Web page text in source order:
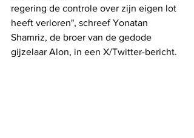
regering de controle over zijn eigen lot
heeft verloren", schreef Yonatan
Shamriz, de broer van de gedode
gijzelaar Alon, in een X/Twitter-bericht.